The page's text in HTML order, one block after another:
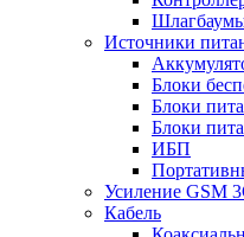
Источники
Блоки
Блоки
Блоки
ИБП
Усиление GSM
Кабель